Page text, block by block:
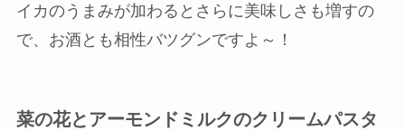
イカのうまみが加わるとさらに美味しさも増すの
で、お酒とも相性バツグンですよ～！
菜の花とアーモンドミルクのクリームパスタ